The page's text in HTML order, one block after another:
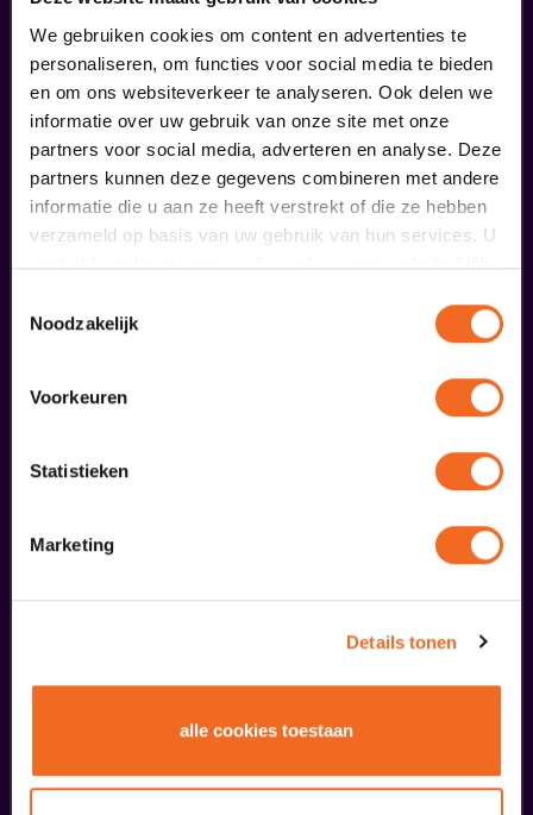
We gebruiken cookies om content en advertenties te
personaliseren, om functies voor social media te bieden
en om ons websiteverkeer te analyseren. Ook delen we
informatie over uw gebruik van onze site met onze
partners voor social media, adverteren en analyse. Deze
partners kunnen deze gegevens combineren met andere
informatie die u aan ze heeft verstrekt of die ze hebben
verzameld op basis van uw gebruik van hun services. U
gaat akkoord met onze cookies als u onze website blijft
Noodzakelijk
Voorkeuren
Statistieken
Marketing
Details tonen
alle cookies toestaan
Begin bij SIN
€ 39,50
meer informatie
29
Öffentliche Meisterklasse